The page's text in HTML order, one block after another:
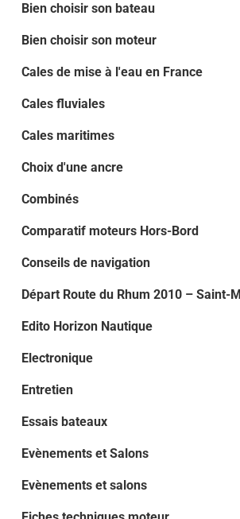
Bien choisir son bateau
Bien choisir son moteur
Cales de mise à l'eau en France
Cales fluviales
Cales maritimes
Choix d'une ancre
Combinés
Comparatif moteurs Hors-Bord
Conseils de navigation
Départ Route du Rhum 2010 – Saint-
Edito Horizon Nautique
Electronique
Entretien
Essais bateaux
Evènements et Salons
Evènements et salons